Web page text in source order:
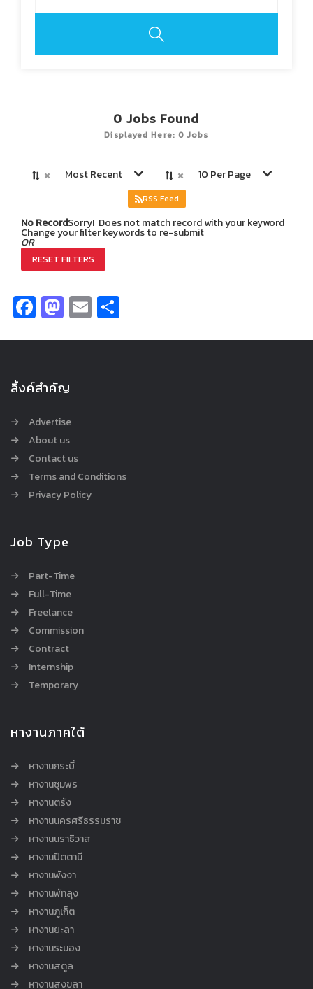
0 Jobs Found
Displayed Here: 0 Jobs
× Most Recent × 10 Per Page
RSS Feed
No RecordSorry! Does not match record with your keyword
Change your filter keywords to re-submit
OR
RESET FILTERS
Facebook
Mastodon
Email
ลิ้งค์สำคัญ
Advertise
About us
Contact us
Terms and Conditions
Privacy Policy
Job Type
Part-Time
Full-Time
Freelance
Commission
Contract
Internship
Temporary
หางานภาคใต้
หางานกระบี่
หางานชุมพร
หางานตรัง
หางานนครศรีธรรมราช
หางานนราธิวาส
หางานปัตตานี
หางานพังงา
หางานพัทลุง
หางานภูเก็ต
หางานยะลา
หางานระนอง
หางานสตูล
หางานสงขลา